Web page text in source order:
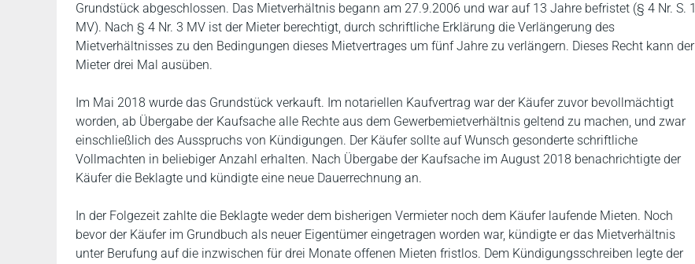
Grundstück abgeschlossen. Das Mietverhältnis begann am 27.9.2006 und war auf 13 Jahre befristet (§ 4 Nr. S. 1
MV). Nach § 4 Nr. 3 MV ist der Mieter berechtigt, durch schriftliche Erklärung die Verlängerung des
Mietverhältnisses zu den Bedingungen dieses Mietvertrages um fünf Jahre zu verlängern. Dieses Recht kann der
Mieter drei Mal ausüben.
Im Mai 2018 wurde das Grundstück verkauft. Im notariellen Kaufvertrag war der Käufer zuvor bevollmächtigt
worden, ab Übergabe der Kaufsache alle Rechte aus dem Gewerbemietverhältnis geltend zu machen, und zwar
einschließlich des Ausspruchs von Kündigungen. Der Käufer sollte auf Wunsch gesonderte schriftliche
Vollmachten in beliebiger Anzahl erhalten. Nach Übergabe der Kaufsache im August 2018 benachrichtigte der
Käufer die Beklagte und kündigte eine neue Dauerrechnung an.
In der Folgezeit zahlte die Beklagte weder dem bisherigen Vermieter noch dem Käufer laufende Mieten. Noch
bevor der Käufer im Grundbuch als neuer Eigentümer eingetragen worden war, kündigte er das Mietverhältnis
unter Berufung auf die inzwischen für drei Monate offenen Mieten fristlos. Dem Kündigungsschreiben legte der